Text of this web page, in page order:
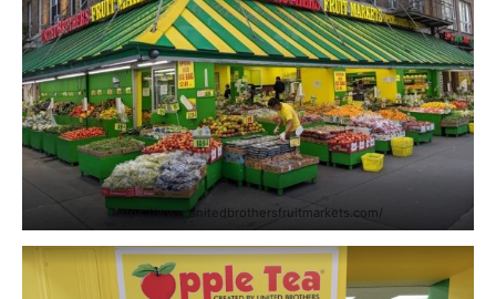
https://www.unitedbrothersfruitmarkets.com/